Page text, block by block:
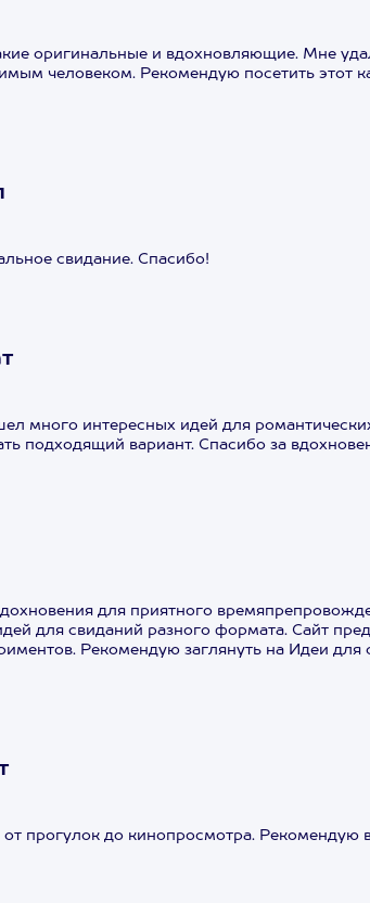
оригинальные и вдохновляющие. Мне
человеком. Рекомендую посетить этот
свидание. Спасибо!
много интересных идей для
подходящий вариант. Спасибо за
для приятного
для свиданий разного формата. Сайт
Рекомендую заглянуть на Идеи для
прогулок до кинопросмотра. Рекомендую